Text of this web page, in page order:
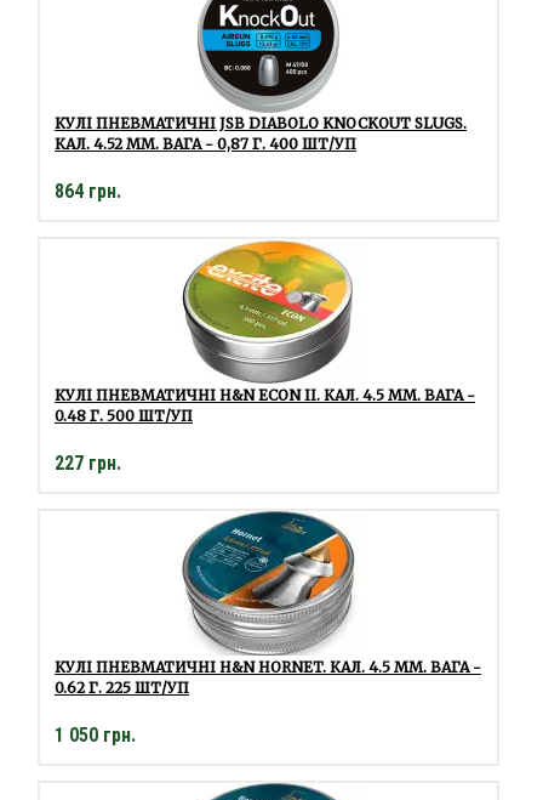
КУЛІ ПНЕВМАТИЧНІ JSB DIABOLO KNOCKOUT SLUGS.
КАЛ. 4.52 ММ. ВАГА - 0,87 Г. 400 ШТ/УП
864 грн.
КУЛІ ПНЕВМАТИЧНІ H&N ECON II. КАЛ. 4.5 ММ. ВАГА -
0.48 Г. 500 ШТ/УП
227 грн.
КУЛІ ПНЕВМАТИЧНІ H&N HORNET. КАЛ. 4.5 ММ. ВАГА -
0.62 Г. 225 ШТ/УП
1 050 грн.